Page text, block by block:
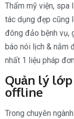
Thẩm mỹ viện, spa
tác dụng đẹp cũng
đông đảo bệnh vụ,
báo nói lịch & nắm
nhất 1 liệu pháp
Quản lý
offline
Trong chuyên